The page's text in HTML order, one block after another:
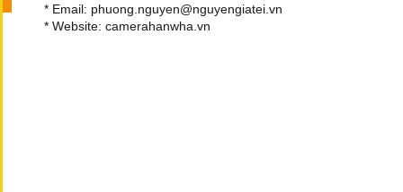
* Email: phuong.nguyen@nguyengiatei.vn
* Website: camerahanwha.vn